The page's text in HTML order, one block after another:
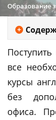
Образование
все
курсы
без
офиса.